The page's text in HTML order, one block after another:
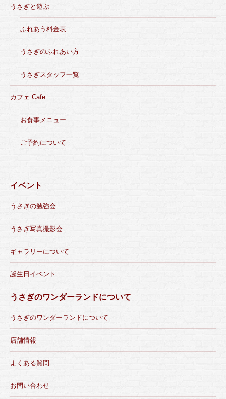
うさぎと遊ぶ
ふれあう料金表
うさぎのふれあい方
うさぎスタッフ一覧
カフェ Cafe
お食事メニュー
ご予約について
イベント
うさぎの勉強会
うさぎ写真撮影会
ギャラリーについて
誕生日イベント
うさぎのワンダーランドについて
うさぎのワンダーランドについて
店舗情報
よくある質問
お問い合わせ